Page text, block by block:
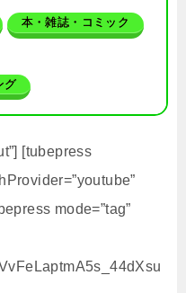
本・雑誌・コミック
グ
[tubepress
mode=”tag”